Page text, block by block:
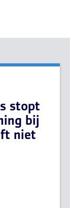
stopt
bij
niet